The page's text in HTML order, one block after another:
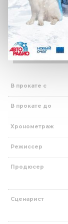
В прокате с
В прокате до
Хронометраж
Режиссер
Продюсер
Сценарист